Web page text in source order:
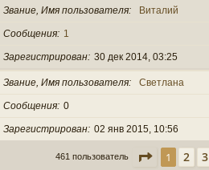
Звание, Имя пользователя Виталий
Сообщения 1
Зарегистрирован 30 дек 2014, 03:25
Звание, Имя пользователя Светлана
Сообщения 0
Зарегистрирован 02 янв 2015, 10:56
461 пользователь Страница
1 2 3